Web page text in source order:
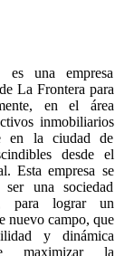
es una empresa
La Frontera para
en el área
inmobiliarios
en la ciudad de
desde el
Esta empresa se
una sociedad
para lograr un
nuevo campo, que
y dinámica
maximizar la